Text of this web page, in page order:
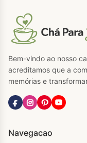
Bem-vindo ao nosso
acreditamos que a
memórias e
Navegacao